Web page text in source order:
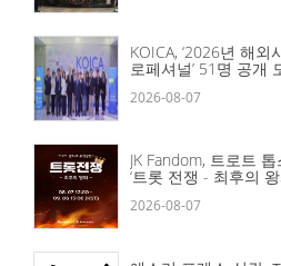
KOICA, ‘2026년 해
로페셔널’ 51명 공개
2026-08-07
JK Fandom, 트로트
‘트롯 전쟁 - 최후의 왕
2026-08-07